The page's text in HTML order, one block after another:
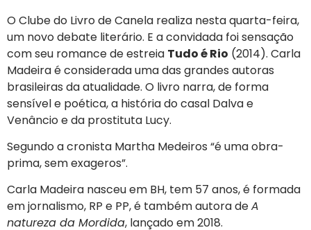
O Clube do Livro de Canela realiza nesta quarta-feira,
um novo debate literário. E a convidada foi sensação
com seu romance de estreia Tudo é Rio (2014). Carla
Madeira é considerada uma das grandes autoras
brasileiras da atualidade. O livro narra, de forma
sensível e poética, a história do casal Dalva e
Venâncio e da prostituta Lucy.
Segundo a cronista Martha Medeiros “é uma obra-
prima, sem exageros”.
Carla Madeira nasceu em BH, tem 57 anos, é formada
em jornalismo, RP e PP, é também autora deA
natureza da Mordida, lançado em 2018.